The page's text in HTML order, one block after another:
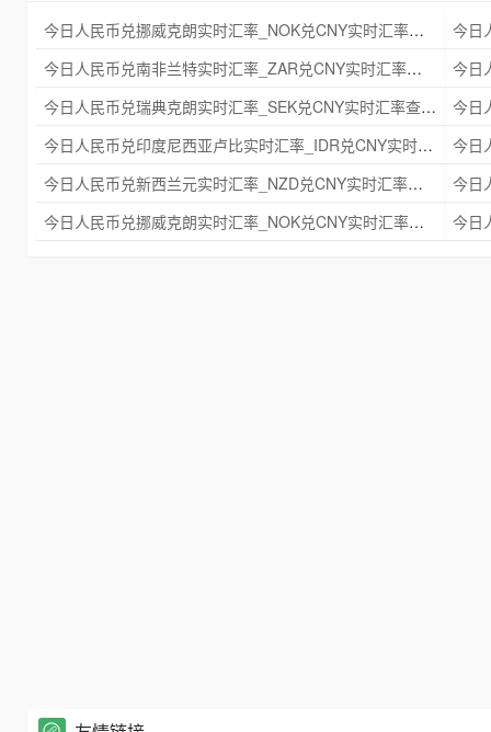
今日人民币兑挪威克朗实时汇率_NOK兑CNY实时汇率查询 2025年09月21日
今日人民币兑南非兰特实时汇率_ZAR兑CNY实时汇率查询 2025年09月21日
今日人民币兑瑞典克朗实时汇率_SEK兑CNY实时汇率查询 2025年09月21日
今日人民币兑印度尼西亚卢比实时汇率_IDR兑CNY实时汇率查询 2025年09月21日
今日人民币兑新西兰元实时汇率_NZD兑CNY实时汇率查询 2025年09月21日
今日人民币兑挪威克朗实时汇率_NOK兑CNY实时汇率查询 2025年09月21日